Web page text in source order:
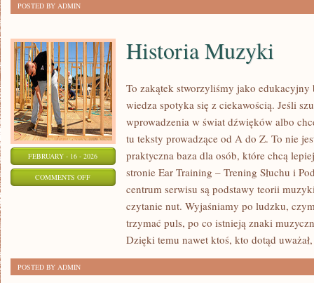
POSTED BY ADMIN
FEBRUARY - 16 - 2026
COMMENTS OFFON
Historia Muzyki
To zakątek stworzyliśmy jako
wiedza spotyka się z ciekawością. Jeśli
wprowadzenia w świat dźwięków albo
tu teksty prowadzące od A do Z. To nie
praktyczna baza dla osób, które chcą
stronie Ear Training – Trening Słuchu i
centrum serwisu są podstawy teorii
czytanie nut. Wyjaśniamy po ludzku,
trzymać puls, po co istnieją znaki
Dzięki temu nawet ktoś, kto dotąd uważał,
POSTED BY ADMIN